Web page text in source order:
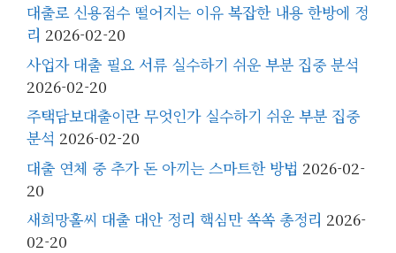
대출로 신용점수 떨어지는 이유 복잡한 내용 한방에 정
리 2026-02-20
사업자 대출 필요 서류 실수하기 쉬운 부분 집중 분석
2026-02-20
주택담보대출이란 무엇인가 실수하기 쉬운 부분 집중
분석 2026-02-20
대출 연체 중 추가 돈 아끼는 스마트한 방법 2026-02-
20
새희망홀씨 대출 대안 정리 핵심만 쏙쏙 총정리 2026-
02-20